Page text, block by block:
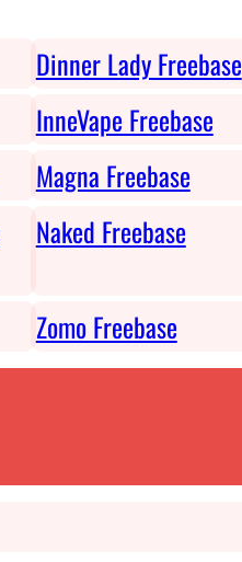
Dinner Lady Freebase
InneVape Freebase
Magna Freebase
Naked Freebase
Zomo Freebase